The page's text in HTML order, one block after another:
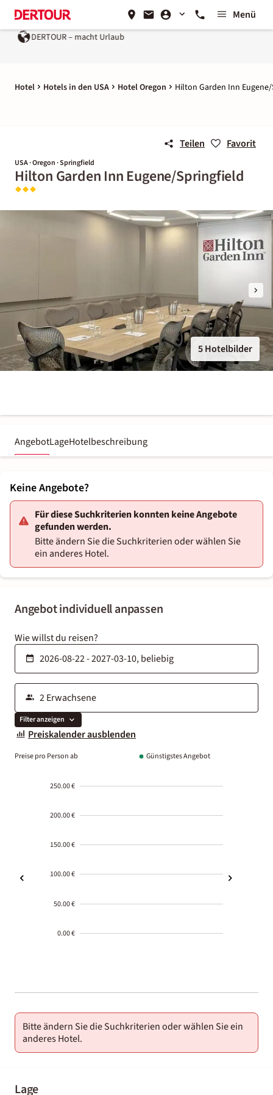
Menü
DERTOUR – macht Urlaub
Hotel Hotels in den USA Hotel Oregon Hilton Garden Inn
Teilen Favorit
USA · Oregon · Springfield
Hilton Garden Inn Eugene/Springfield
5 Hotelbilder
AngebotLageHotelbeschreibung
Angebot individuell anpassen
Wie willst du reisen?
Filter anzeigen
Preiskalender ausblenden
Preise pro Person ab Günstigstes Angebot
250.00 €
200.00 €
150.00 €
100.00 €
50.00 €
0.00 €
01-02
Bitte ändern Sie die Suchkriterien oder wählen Sie ein
anderes Hotel.
Lage
Keine Angebote?
Für diese Suchkriterien konnten keine Angebote
gefunden werden.
Bitte ändern Sie die Suchkriterien oder wählen Sie
ein anderes Hotel.